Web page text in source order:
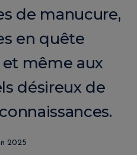
de manucure,
en quête
même aux
désireux de
2025